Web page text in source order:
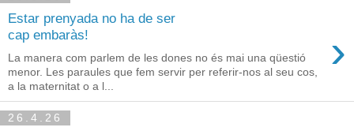
Estar prenyada no ha de ser
cap embaràs!
›
La manera com parlem de les dones no és mai una qüestió
menor. Les paraules que fem servir per referir-nos al seu cos,
a la maternitat o a l...
26.4.26